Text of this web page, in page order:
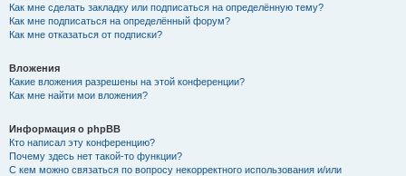
Как мне сделать закладку или подписаться на определённую тему?
Как мне подписаться на определённый форум?
Как мне отказаться от подписки?
Вложения
Какие вложения разрешены на этой конференции?
Как мне найти мои вложения?
Информация о phpBB
Кто написал эту конференцию?
Почему здесь нет такой-то функции?
С кем можно связаться по вопросу некорректного использования и/или